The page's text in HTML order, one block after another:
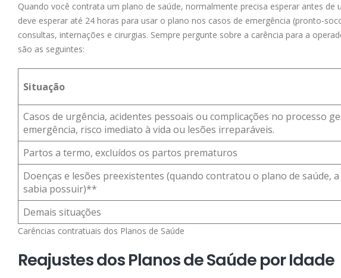
Quando você contrata um plano de saúde, normalmente precisa esperar antes de
deve esperar até 24 horas para usar o plano nos casos de emergência (pronto-
consultas, internações e cirurgias. Sempre pergunte sobre a carência para a
são as seguintes:
Situação
Casos de urgência, acidentes pessoais ou complicações no processo
emergência, risco imediato à vida ou lesões irreparáveis.
Partos a termo, excluídos os partos prematuros
Doenças e lesões preexistentes (quando contratou o plano de saúde,
sabia possuir)**
Demais situações
Carências contratuais dos Planos de Saúde
Reajustes dos Planos de Saúde por Idade